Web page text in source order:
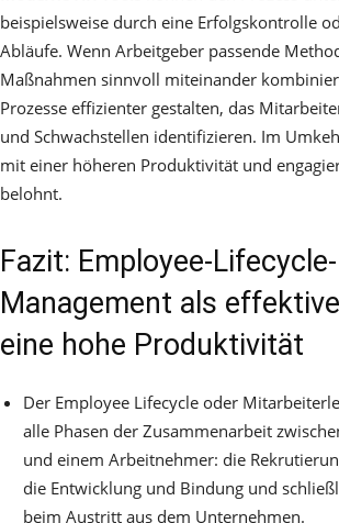
beispielsweise durch eine Erfolgskontrolle
Abläufe. Wenn Arbeitgeber passende
Maßnahmen sinnvoll miteinander
Prozesse effizienter gestalten, das
und Schwachstellen identifizieren. Im
mit einer höheren Produktivität und
belohnt.
Fazit: Employee-Lifecycle-
Management als
eine hohe Produktivität
Der Employee Lifecycle oder
alle Phasen der Zusammenarbeit
und einem Arbeitnehmer: die
die Entwicklung und Bindung und
beim Austritt aus dem Unternehmen.